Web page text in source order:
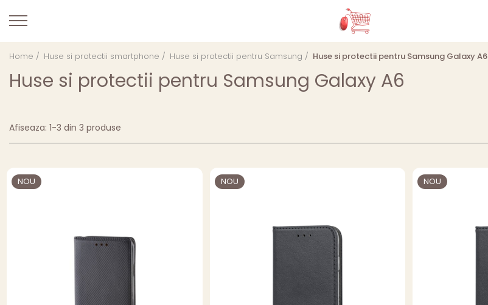
Home / Huse si protectii smartphone / Huse si protectii pentru Samsung / Huse si protectii pentru Samsung Galaxy A6
Huse si protectii pentru Samsung Galaxy A6
Afiseaza: 1-3 din 3 produse
NOU NOU NOU